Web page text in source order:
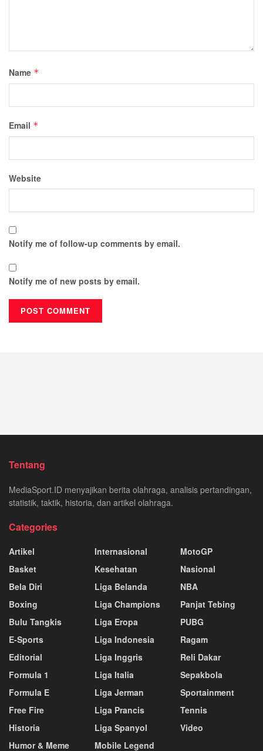
Name *
Email *
Website
Notify me of follow-up comments by email.
Notify me of new posts by email.
Tentang
MediaSport.ID menyajikan berita olahraga, analisis pertandingan,
statistik, taktik, historia, dan artikel olahraga.
Categories
Artikel
Basket
Bela Diri
Boxing
Bulu Tangkis
E-Sports
Editorial
Formula 1
Formula E
Free Fire
Historia
Humor & Meme
Internasional
Kesehatan
Liga Belanda
Liga Champions
Liga Eropa
Liga Indonesia
Liga Inggris
Liga Italia
Liga Jerman
Liga Prancis
Liga Spanyol
Mobile Legend
MotoGP
Nasional
NBA
Panjat Tebing
PUBG
Ragam
Reli Dakar
Sepakbola
Sportainment
Tennis
Video